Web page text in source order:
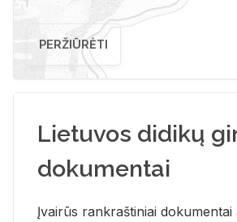
PERŽIŪRĖTI
Lietuvos didikų
dokumentai
Įvai­rūs rank­raš­ti­niai